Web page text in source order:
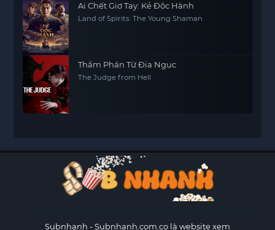
Ai Chết Giơ Tay: Kẻ Độc Hành
Land of Spirits: The Young Shaman
Thẩm Phán Từ Địa Ngục
The Judge from Hell
Subnhanh - Subnhanh.com.co là website xem